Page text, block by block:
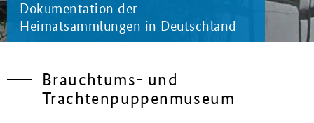
Dokumentation der
Heimatsammlungen in Deutschland
Brauchtums- und
Trachtenpuppenmuseum